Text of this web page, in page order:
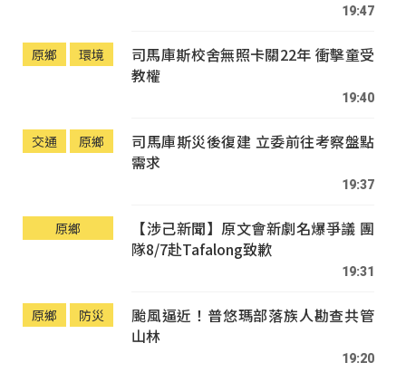
19:47
原鄉 環境
司馬庫斯校舍無照卡關22年 衝擊童受
教權
19:40
交通 原鄉
司馬庫斯災後復建 立委前往考察盤點
需求
19:37
原鄉
【涉己新聞】原文會新劇名爆爭議 團
隊8/7赴Tafalong致歉
19:31
原鄉 防災
颱風逼近！普悠瑪部落族人勘查共管
山林
19:20